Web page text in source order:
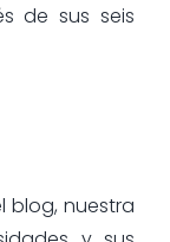
de sus seis
blog, nuestra